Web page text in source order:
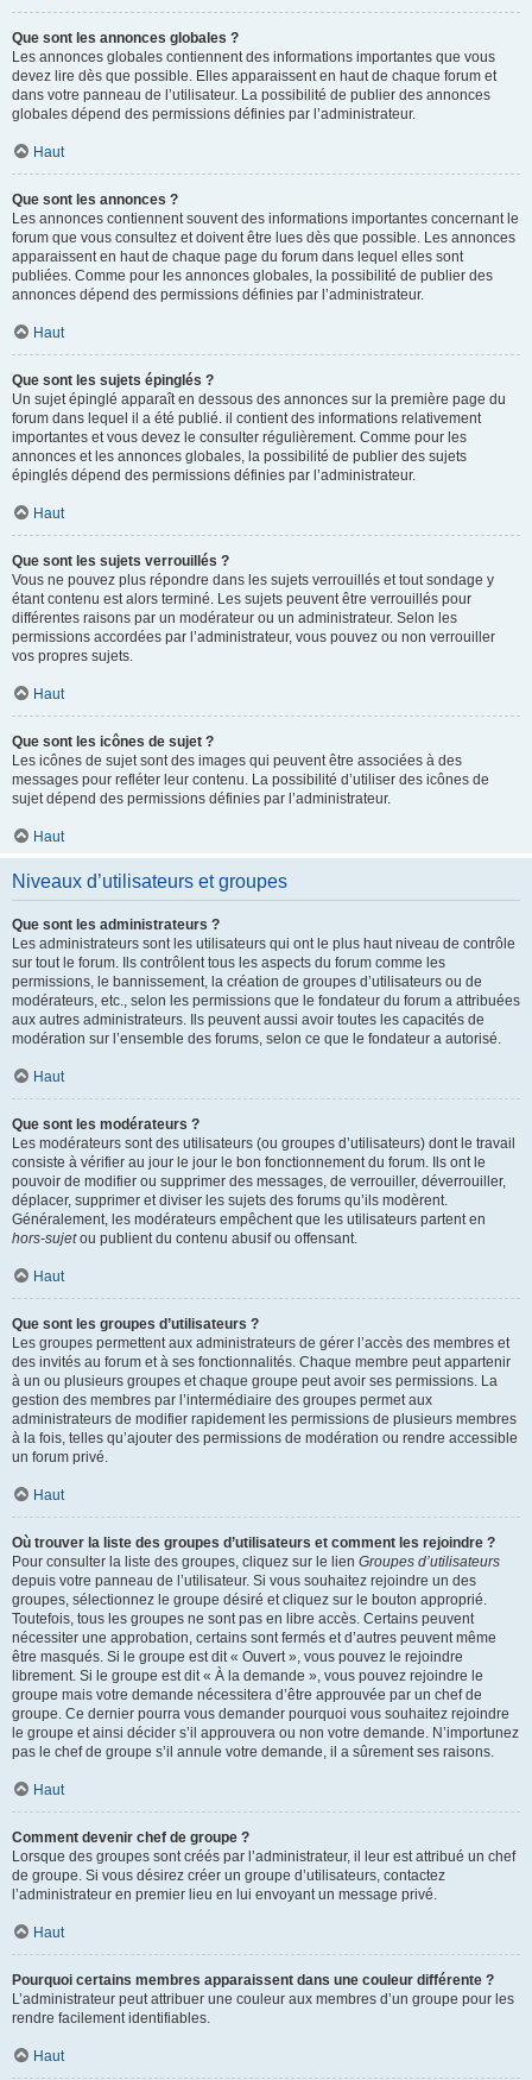
Que sont les annonces globales ?
Les annonces globales contiennent des informations importantes que vous
devez lire dès que possible. Elles apparaissent en haut de chaque forum et
dans votre panneau de l’utilisateur. La possibilité de publier des annonces
globales dépend des permissions définies par l’administrateur.
Haut
Que sont les annonces ?
Les annonces contiennent souvent des informations importantes concernant le
forum que vous consultez et doivent être lues dès que possible. Les annonces
apparaissent en haut de chaque page du forum dans lequel elles sont
publiées. Comme pour les annonces globales, la possibilité de publier des
annonces dépend des permissions définies par l’administrateur.
Haut
Que sont les sujets épinglés ?
Un sujet épinglé apparaît en dessous des annonces sur la première page du
forum dans lequel il a été publié. il contient des informations relativement
importantes et vous devez le consulter régulièrement. Comme pour les
annonces et les annonces globales, la possibilité de publier des sujets
épinglés dépend des permissions définies par l’administrateur.
Haut
Que sont les sujets verrouillés ?
Vous ne pouvez plus répondre dans les sujets verrouillés et tout sondage y
étant contenu est alors terminé. Les sujets peuvent être verrouillés pour
différentes raisons par un modérateur ou un administrateur. Selon les
permissions accordées par l’administrateur, vous pouvez ou non verrouiller
vos propres sujets.
Haut
Que sont les icônes de sujet ?
Les icônes de sujet sont des images qui peuvent être associées à des
messages pour refléter leur contenu. La possibilité d’utiliser des icônes de
sujet dépend des permissions définies par l’administrateur.
Haut
Niveaux d’utilisateurs et groupes
Que sont les administrateurs ?
Les administrateurs sont les utilisateurs qui ont le plus haut niveau de contrôle
sur tout le forum. Ils contrôlent tous les aspects du forum comme les
permissions, le bannissement, la création de groupes d’utilisateurs ou de
modérateurs, etc., selon les permissions que le fondateur du forum a attribuées
aux autres administrateurs. Ils peuvent aussi avoir toutes les capacités de
modération sur l’ensemble des forums, selon ce que le fondateur a autorisé.
Haut
Que sont les modérateurs ?
Les modérateurs sont des utilisateurs (ou groupes d’utilisateurs) dont le travail
consiste à vérifier au jour le jour le bon fonctionnement du forum. Ils ont le
pouvoir de modifier ou supprimer des messages, de verrouiller, déverrouiller,
déplacer, supprimer et diviser les sujets des forums qu’ils modèrent.
Généralement, les modérateurs empêchent que les utilisateurs partent en
hors-sujetou publient du contenu abusif ou offensant.
Haut
Que sont les groupes d’utilisateurs ?
Les groupes permettent aux administrateurs de gérer l’accès des membres et
des invités au forum et à ses fonctionnalités. Chaque membre peut appartenir
à un ou plusieurs groupes et chaque groupe peut avoir ses permissions. La
gestion des membres par l’intermédiaire des groupes permet aux
administrateurs de modifier rapidement les permissions de plusieurs membres
à la fois, telles qu’ajouter des permissions de modération ou rendre accessible
un forum privé.
Haut
Où trouver la liste des groupes d’utilisateurs et comment les rejoindre ?
Pour consulter la liste des groupes, cliquez sur le lien Groupes d’utilisateurs
depuis votre panneau de l’utilisateur. Si vous souhaitez rejoindre un des
groupes, sélectionnez le groupe désiré et cliquez sur le bouton approprié.
Toutefois, tous les groupes ne sont pas en libre accès. Certains peuvent
nécessiter une approbation, certains sont fermés et d’autres peuvent même
être masqués. Si le groupe est dit « Ouvert », vous pouvez le rejoindre
librement. Si le groupe est dit « À la demande », vous pouvez rejoindre le
groupe mais votre demande nécessitera d’être approuvée par un chef de
groupe. Ce dernier pourra vous demander pourquoi vous souhaitez rejoindre
le groupe et ainsi décider s’il approuvera ou non votre demande. N’importunez
pas le chef de groupe s’il annule votre demande, il a sûrement ses raisons.
Haut
Comment devenir chef de groupe ?
Lorsque des groupes sont créés par l’administrateur, il leur est attribué un chef
de groupe. Si vous désirez créer un groupe d’utilisateurs, contactez
l’administrateur en premier lieu en lui envoyant un message privé.
Haut
Pourquoi certains membres apparaissent dans une couleur différente ?
L’administrateur peut attribuer une couleur aux membres d’un groupe pour les
rendre facilement identifiables.
Haut